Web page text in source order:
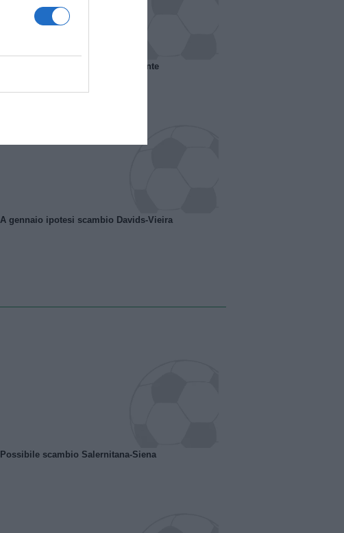
Francia, il Marsiglia senza presidente
A gennaio ipotesi scambio Davids-Vieira
Possibile scambio Salernitana-Siena